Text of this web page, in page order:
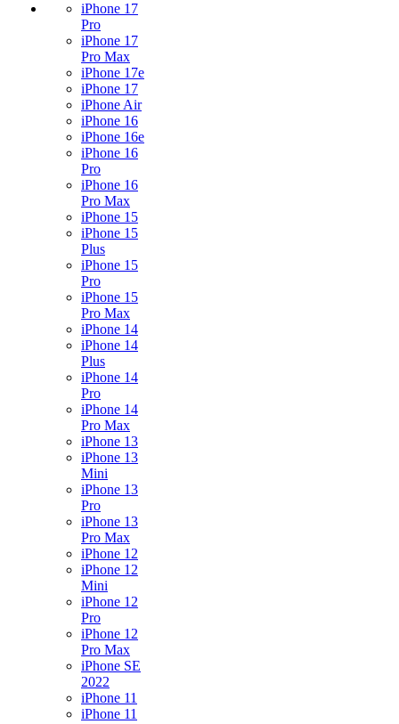
iPhone 17
Pro
iPhone 17
Pro Max
iPhone 17e
iPhone 17
iPhone Air
iPhone 16
iPhone 16e
iPhone 16
Pro
iPhone 16
Pro Max
iPhone 15
iPhone 15
Plus
iPhone 15
Pro
iPhone 15
Pro Max
iPhone 14
iPhone 14
Plus
iPhone 14
Pro
iPhone 14
Pro Max
iPhone 13
iPhone 13
Mini
iPhone 13
Pro
iPhone 13
Pro Max
iPhone 12
iPhone 12
Mini
iPhone 12
Pro
iPhone 12
Pro Max
iPhone SE
2022
iPhone 11
iPhone 11